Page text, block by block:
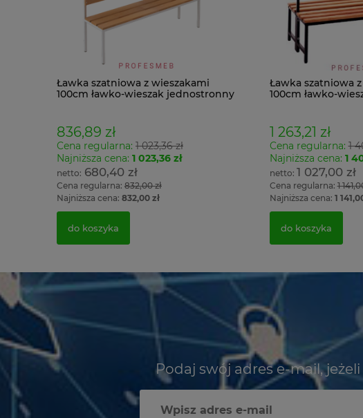
Ławka szatniowa z wieszakami
100cm ławko-wieszak jednostronny
836,89 zł
Cena regularna: 1 023,36 zł
Najniższa cena: 1 023,36 zł
680,40 zł
Cena regularna: 832,00 zł
Najniższa cena: 832,00 zł
do koszyka
Ławka szatniowa
100cm ławko-
1 263,21 zł
Cena regularna:1
Najniższa cena: 1
1 027,00 zł
Cena regularna:1
Najniższa cena: 1
do koszyka
Podaj swój adres e-mail,